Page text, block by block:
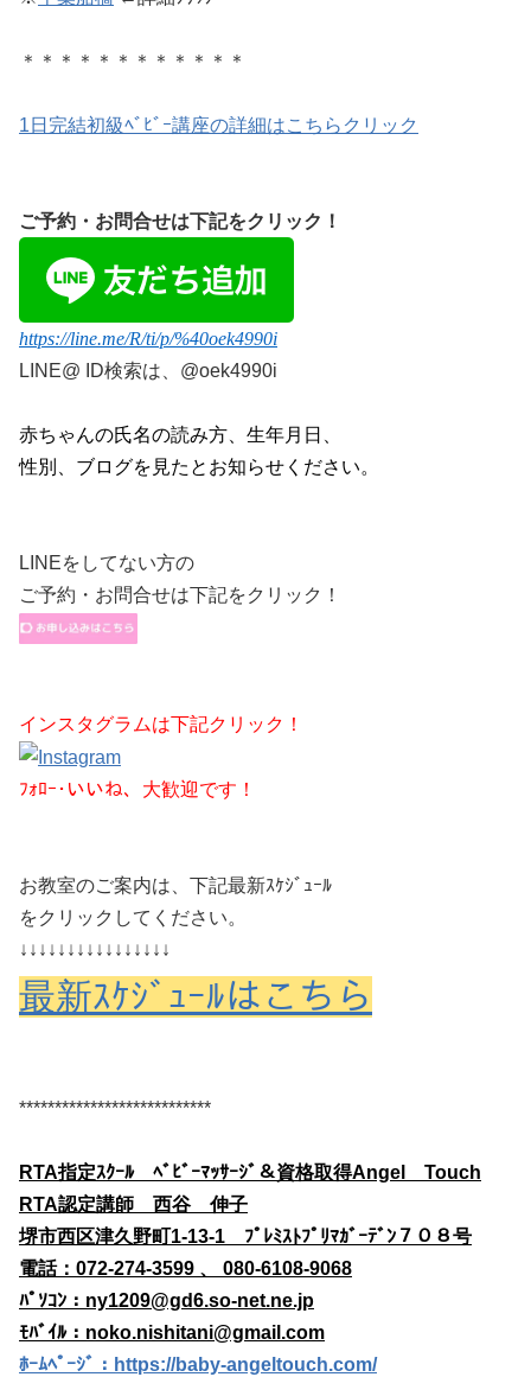
＊＊＊＊＊＊＊＊＊＊＊＊
1日完結初級ﾍﾞﾋﾞｰ講座の詳細はこちらクリック
ご予約・お問合せは下記をクリック！
https://line.me/R/ti/p/%40oek4990i
LINE@ ID検索は、@oek4990i
赤ちゃんの氏名の読み方、生年月日、
性別、 ブログを見た とお知らせください。
LINEをしてない方の
ご予約・お問合せは下記をクリック！
インスタグラムは下記クリック！
ﾌｫﾛｰ･いいね、大歓迎です！
お教室のご案内は、下記最新ｽｹｼﾞｭｰﾙ
をクリックしてください。
↓↓↓↓↓↓↓↓↓↓↓↓↓↓↓↓
最新ｽｹｼﾞｭｰﾙはこちら
***************************
RTA指定ｽｸｰﾙ ﾍﾞﾋﾞｰﾏｯｻｰｼﾞ＆資格取得Angel Touch
RTA認定講師 西谷 伸子
堺市西区津久野町1-13-1 ﾌﾟﾚﾐｽﾄﾌﾟﾘﾏｶﾞｰﾃﾞﾝ７０８号
電話： 072-274-3599 、 080-6108-9068
ﾊﾟｿｺﾝ： ny1209@gd6.so-net.ne.jp
ﾓﾊﾞｲﾙ： noko.nishitani@gmail.com
ﾎｰﾑﾍﾟｰｼﾞ：https://baby-angeltouch.com/